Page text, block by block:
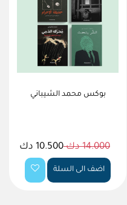
بوكس محمد الشيباني
14.000 دك 10.500 دك
اضف الى السلة